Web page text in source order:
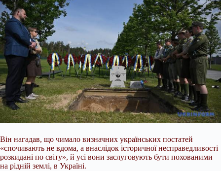
Він нагадав, що чимало визначних українських постатей
«спочивають не вдома, а внаслідок історичної несправедливості
розкидані по світу», й усі вони заслуговують бути похованими
на рідній землі, в Україні.